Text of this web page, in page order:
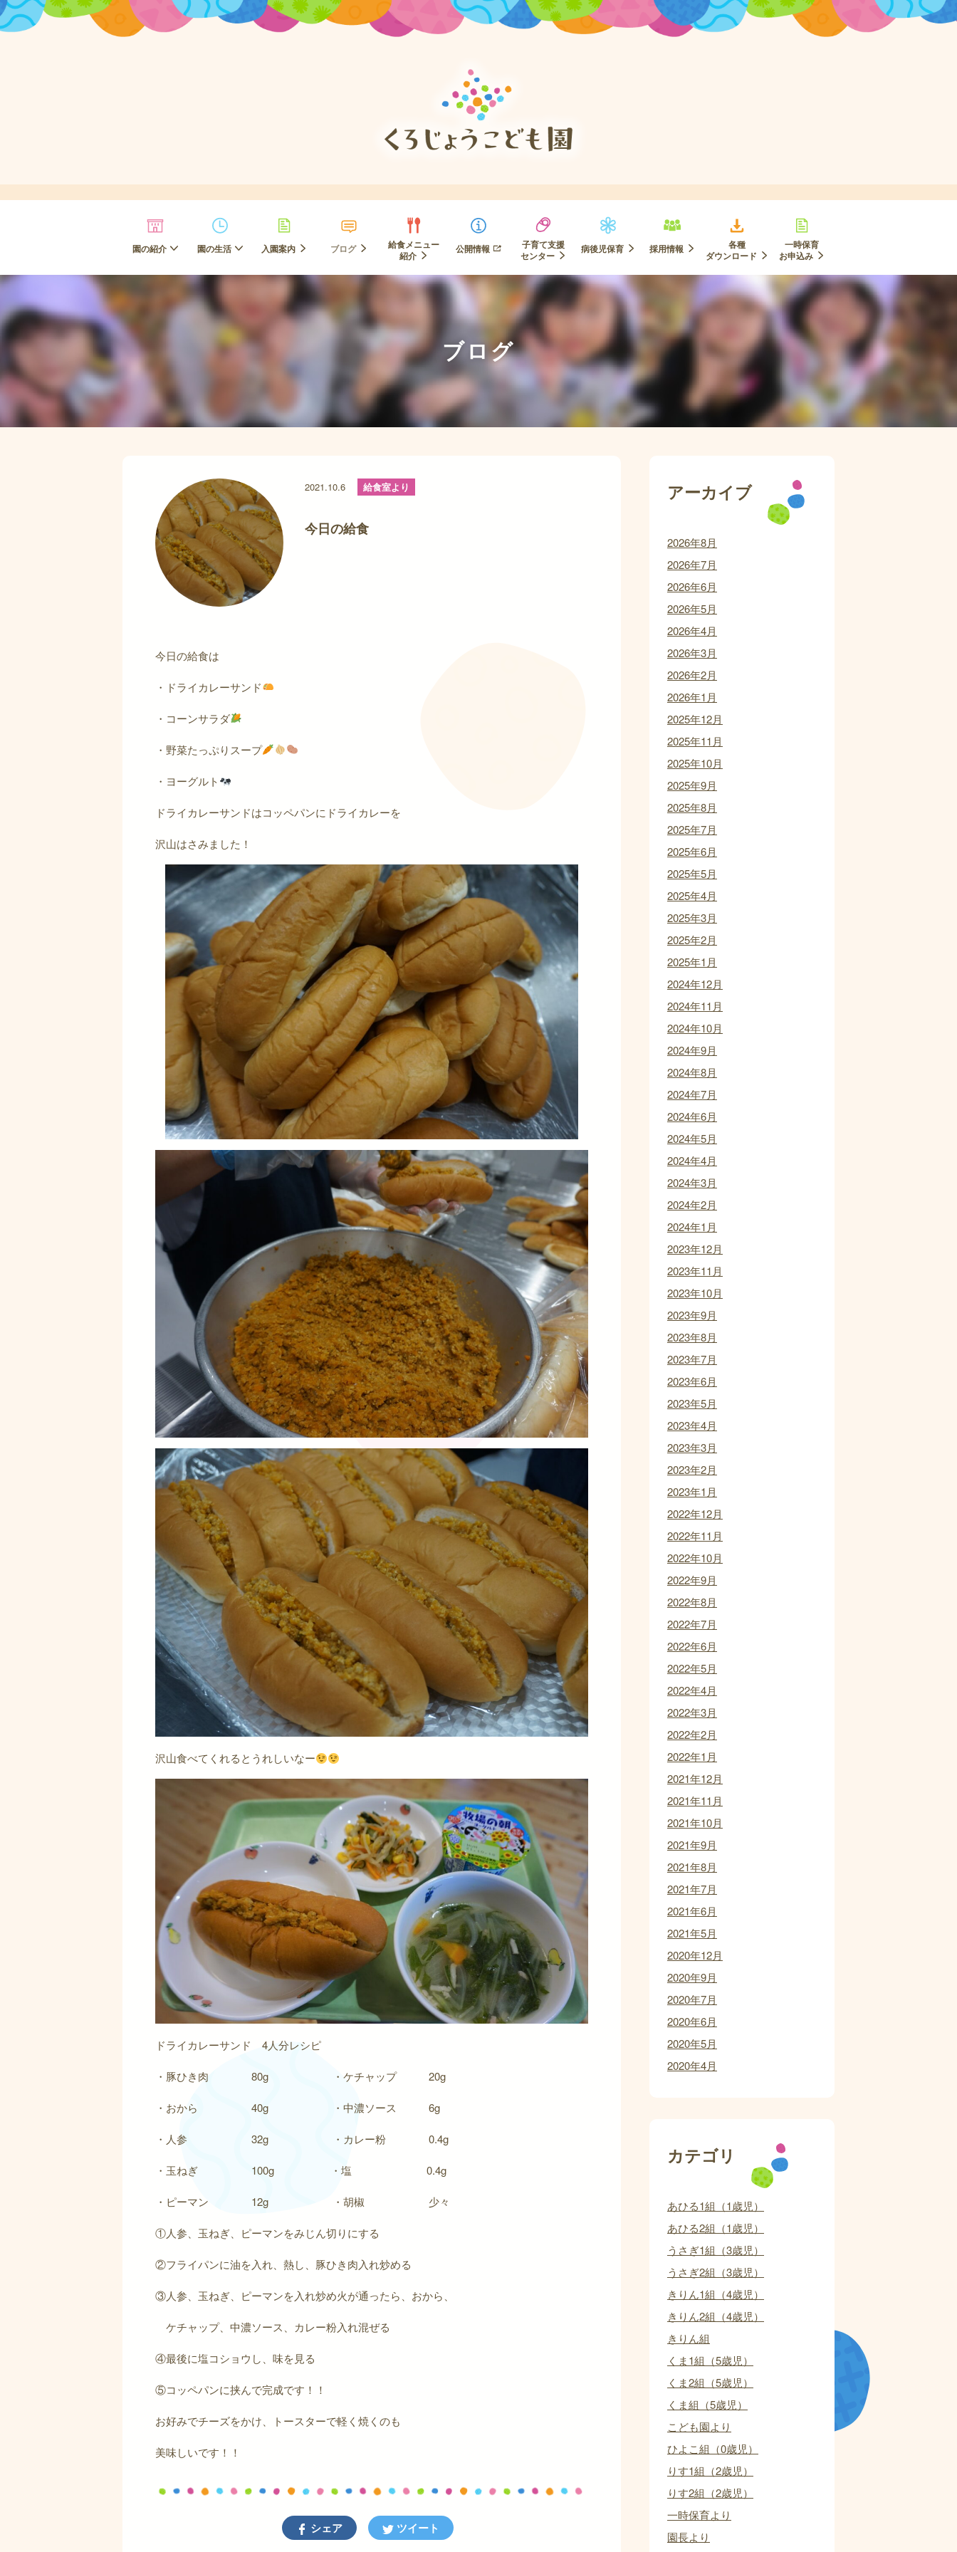
園の紹介 園の生活 入園案内 ブログ
給食メニュー
紹介
公開情報
子育て支援
センター
病後児保育 採用情報
各種
ダウンロード
一時保育
お申込み
ブログ
2021.10.6 給食室より
今日の給食
今日の給食は
・ドライカレーサンド
・コーンサラダ
・野菜たっぷりスープ
・ヨーグルト
ドライカレーサンドはコッペパンにドライカレーを
沢山はさみました！
沢山食べてくれるとうれしいなー
ドライカレーサンド 4人分レシピ
・豚ひき肉 80g ・ケチャップ 20g
・おから 40g ・中濃ソース 6g
・人参 32g ・カレー粉 0.4g
・玉ねぎ 100g ・塩 0.4g
・ピーマン 12g ・胡椒 少々
①人参、玉ねぎ、ピーマンをみじん切りにする
②フライパンに油を入れ、熱し、豚ひき肉入れ炒める
③人参、玉ねぎ、ピーマンを入れ炒め火が通ったら、おから、
ケチャップ、中濃ソース、カレー粉入れ混ぜる
④最後に塩コショウし、味を見る
⑤コッペパンに挟んで完成です！！
お好みでチーズをかけ、トースターで軽く焼くのも
美味しいです！！
シェア ツイート
アーカイブ
2026年8月
2026年7月
2026年6月
2026年5月
2026年4月
2026年3月
2026年2月
2026年1月
2025年12月
2025年11月
2025年10月
2025年9月
2025年8月
2025年7月
2025年6月
2025年5月
2025年4月
2025年3月
2025年2月
2025年1月
2024年12月
2024年11月
2024年10月
2024年9月
2024年8月
2024年7月
2024年6月
2024年5月
2024年4月
2024年3月
2024年2月
2024年1月
2023年12月
2023年11月
2023年10月
2023年9月
2023年8月
2023年7月
2023年6月
2023年5月
2023年4月
2023年3月
2023年2月
2023年1月
2022年12月
2022年11月
2022年10月
2022年9月
2022年8月
2022年7月
2022年6月
2022年5月
2022年4月
2022年3月
2022年2月
2022年1月
2021年12月
2021年11月
2021年10月
2021年9月
2021年8月
2021年7月
2021年6月
2021年5月
2020年12月
2020年9月
2020年7月
2020年6月
2020年5月
2020年4月
カテゴリ
あひる1組（1歳児）
あひる2組（1歳児）
うさぎ1組（3歳児）
うさぎ2組（3歳児）
きりん1組（4歳児）
きりん2組（4歳児）
きりん組
くま1組（5歳児）
くま2組（5歳児）
くま組（5歳児）
こども園より
ひよこ組（0歳児）
りす1組（2歳児）
りす2組（2歳児）
一時保育より
園長より